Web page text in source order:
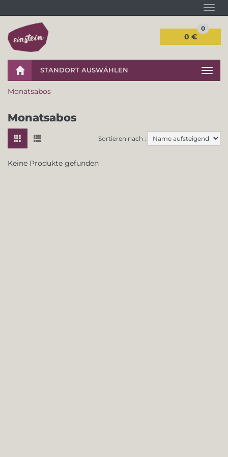
0 €
0
STANDORT AUSWÄHLEN
Monatsabos
Monatsabos
Sortieren nach :
Keine Produkte gefunden